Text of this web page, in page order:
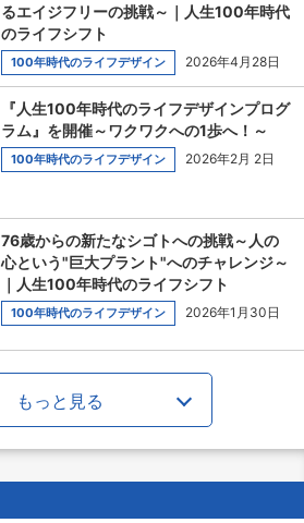
るエイジフリーの挑戦～｜人生100年時代
のライフシフト
100年時代のライフデザイン 2026年4月28日
『人生100年時代のライフデザインプログ
ラム』を開催～ワクワクへの1歩へ！～
100年時代のライフデザイン 2026年2月 2日
76歳からの新たなシゴトへの挑戦～人の
心という"巨大プラント"へのチャレンジ～
｜人生100年時代のライフシフト
100年時代のライフデザイン 2026年1月30日
もっと見る